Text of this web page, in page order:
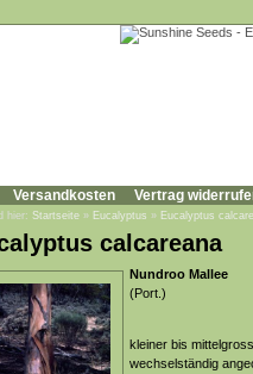
Versandkosten Vertrag
hier: Startseite » Eucalyptus » Eucalyptus
calcareana
Nundroo Mallee
(Port.)
kleiner bis
wechselständig